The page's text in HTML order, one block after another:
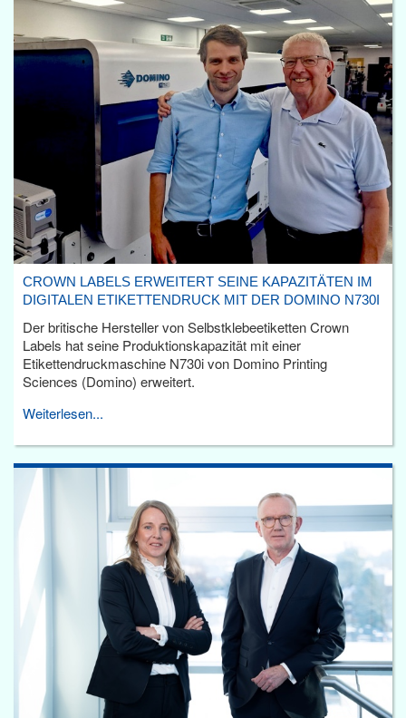
CROWN LABELS ERWEITERT SEINE KAPAZITÄTEN IM
DIGITALEN ETIKETTENDRUCK MIT DER DOMINO N730I
Der britische Hersteller von Selbstklebeetiketten Crown
Labels hat seine Produktionskapazität mit einer
Etikettendruckmaschine N730i von Domino Printing
Sciences (Domino) erweitert.
Weiterlesen...